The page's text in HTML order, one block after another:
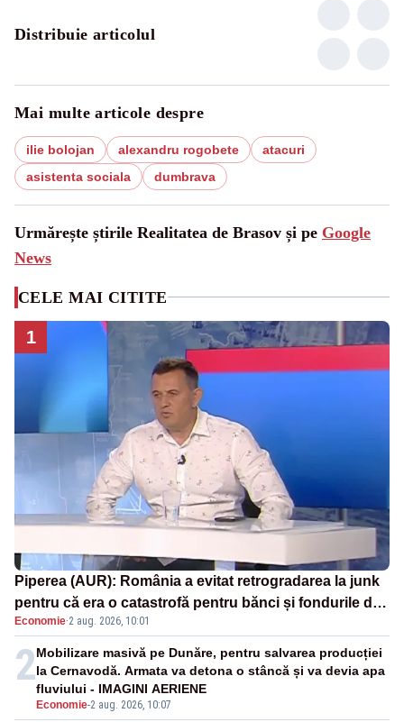
Distribuie articolul
Mai multe articole despre
ilie bolojan alexandru rogobete
atacuri
asistenta sociala
dumbrava
Urmărește știrile Realitatea de Brasov și pe Google
News
CELE MAI CITITE
1
Piperea (AUR): România a evitat retrogradarea la junk
pentru că era o catastrofă pentru bănci și fondurile de
pensii
Economie·2 aug. 2026, 10:01
2
Economie-2 aug. 2026, 10:07
Mobilizare masivă pe Dunăre, pentru salvarea producției
la Cernavodă. Armata va detona o stâncă și va devia apa
fluviului - IMAGINI AERIENE